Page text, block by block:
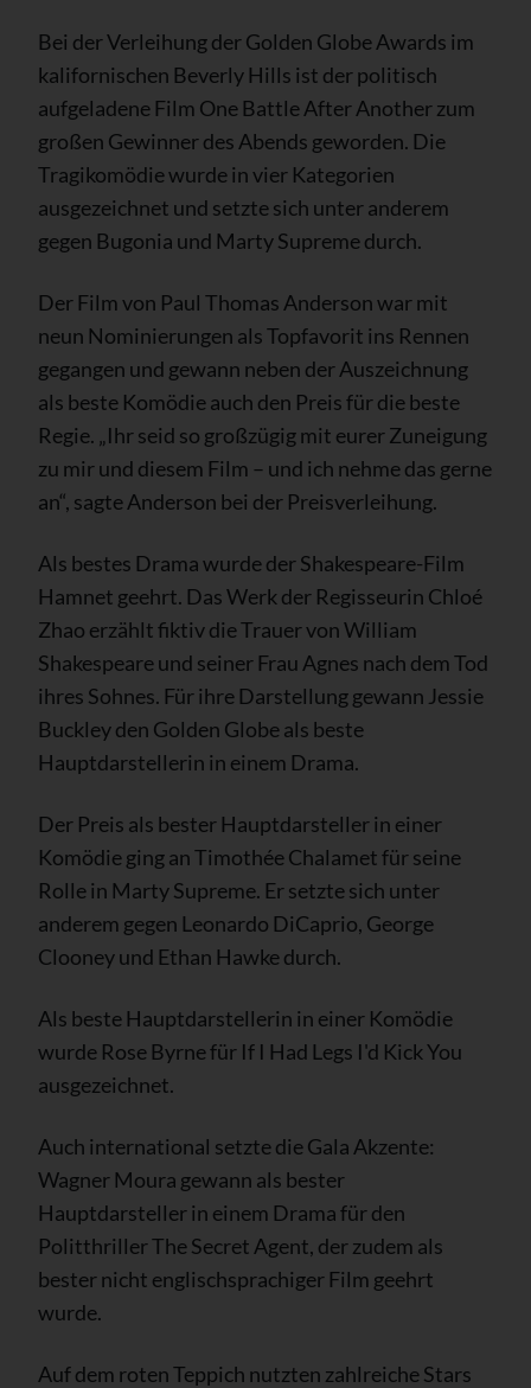
Bei der Verleihung der Golden Globe Awards im
kalifornischen Beverly Hills ist der politisch
aufgeladene Film One Battle After Another zum
großen Gewinner des Abends geworden. Die
Tragikomödie wurde in vier Kategorien
ausgezeichnet und setzte sich unter anderem
gegen Bugonia und Marty Supreme durch.
Der Film von Paul Thomas Anderson war mit
neun Nominierungen als Topfavorit ins Rennen
gegangen und gewann neben der Auszeichnung
als beste Komödie auch den Preis für die beste
Regie. „Ihr seid so großzügig mit eurer Zuneigung
zu mir und diesem Film – und ich nehme das gerne
an“, sagte Anderson bei der Preisverleihung.
Als bestes Drama wurde der Shakespeare-Film
Hamnet geehrt. Das Werk der Regisseurin Chloé
Zhao erzählt fiktiv die Trauer von William
Shakespeare und seiner Frau Agnes nach dem Tod
ihres Sohnes. Für ihre Darstellung gewann Jessie
Buckley den Golden Globe als beste
Hauptdarstellerin in einem Drama.
Der Preis als bester Hauptdarsteller in einer
Komödie ging an Timothée Chalamet für seine
Rolle in Marty Supreme. Er setzte sich unter
anderem gegen Leonardo DiCaprio, George
Clooney und Ethan Hawke durch.
Als beste Hauptdarstellerin in einer Komödie
wurde Rose Byrne für If I Had Legs I'd Kick You
ausgezeichnet.
Auch international setzte die Gala Akzente:
Wagner Moura gewann als bester
Hauptdarsteller in einem Drama für den
Politthriller The Secret Agent, der zudem als
bester nicht englischsprachiger Film geehrt
wurde.
Auf dem roten Teppich nutzten zahlreiche Stars